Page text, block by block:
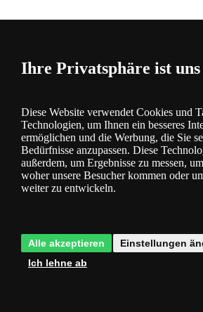
Ihre Privatsphäre ist
Diese Website verwendet Cookies und
Technologien, um Ihnen ein besseres
ermöglichen und die Werbung, die Sie
Bedürfnisse anzupassen. Diese
außerdem, um Ergebnisse zu messen,
woher unsere Besucher kommen oder
weiter zu entwickeln.
Alle akzeptieren
Einstellungen
Ich lehne ab